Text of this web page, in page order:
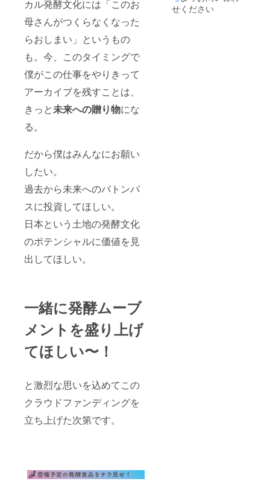
カル発酵文化には「このお
母さんがつくらなくなった
らおしまい」というもの
も。今、このタイミングで
僕がこの仕事をやりきって
アーカイブを残すことは、
きっと未来への贈り物にな
る。
だから僕はみんなにお願い
したい。
過去から未来へのバトンパ
スに投資してほしい。
日本という土地の発酵文化
のポテンシャルに価値を見
出してほしい。
一緒に発酵ムーブ
メントを盛り上げ
てほしい〜！
と激烈な思いを込めてこの
クラウドファンディングを
立ち上げた次第です。
日程は
す。 ＊
せください